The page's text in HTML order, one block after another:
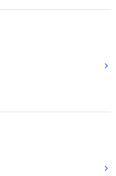
arrow_forward_ios
arrow_forward_ios